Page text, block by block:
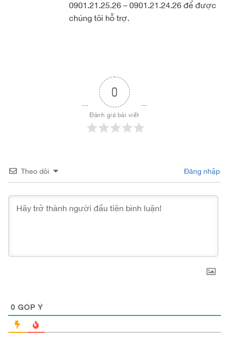
0901.21.25.26 – 0901.21.24.26 để được
chúng tôi hỗ trợ.
0
Đánh giá bài viết
Theo dõi Đăng nhập
0 GÓP Ý